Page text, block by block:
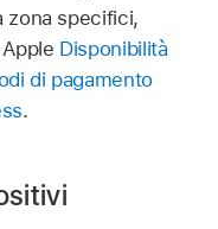
zona specifici,
Disponibilità
di pagamento
.